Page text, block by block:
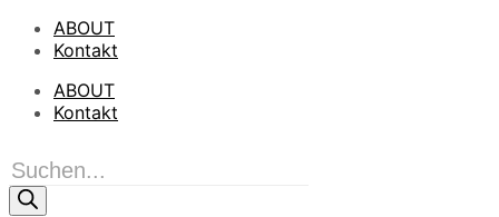
ABOUT
Kontakt
ABOUT
Kontakt
Products
search